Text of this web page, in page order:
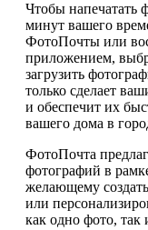
Чтобы напечатать
минут вашего
ФотоПочты или
приложением,
загрузить
только сделает
и обеспечит их
вашего дома в
ФотоПочта
фотографий в
желающему
или
как одно фото,